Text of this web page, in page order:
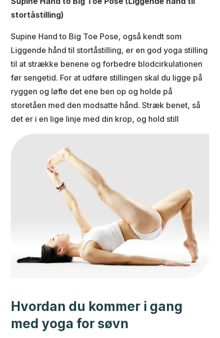
stortåstilling)
Supine Hand to Big Toe Pose, også kendt som
Liggende hånd til stortåstilling, er en god yoga stilling
til at strække benene og forbedre blodcirkulationen
før sengetid. For at udføre stillingen skal du ligge på
ryggen og løfte det ene ben op og holde på
storetåen med den modsatte hånd. Stræk benet, så
det er i en lige linje med din krop, og hold still
Hvordan du kommer i gang
med yoga for søvn